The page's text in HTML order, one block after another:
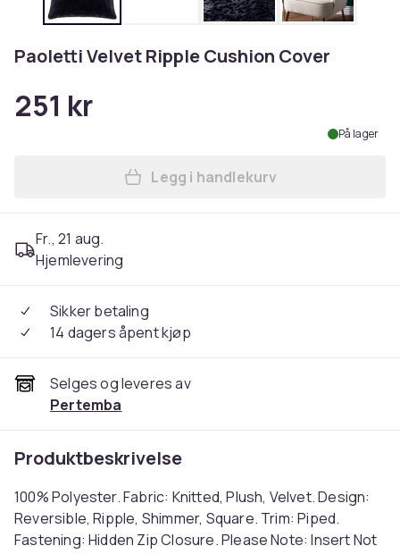
Paoletti Velvet Ripple Cushion Cover
251 kr
På lager
Legg Paoletti Velvet
Legg i handlekurv
Fr., 21 aug.
Hjemlevering
Sikker betaling
14 dagers åpent kjøp
Selges og leveres av
Pertemba
Produktbeskrivelse
100% Polyester. Fabric: Knitted, Plush, Velvet. Design:
Reversible, Ripple, Shimmer, Square. Trim: Piped.
Fastening: Hidden Zip Closure. Please Note: Insert Not